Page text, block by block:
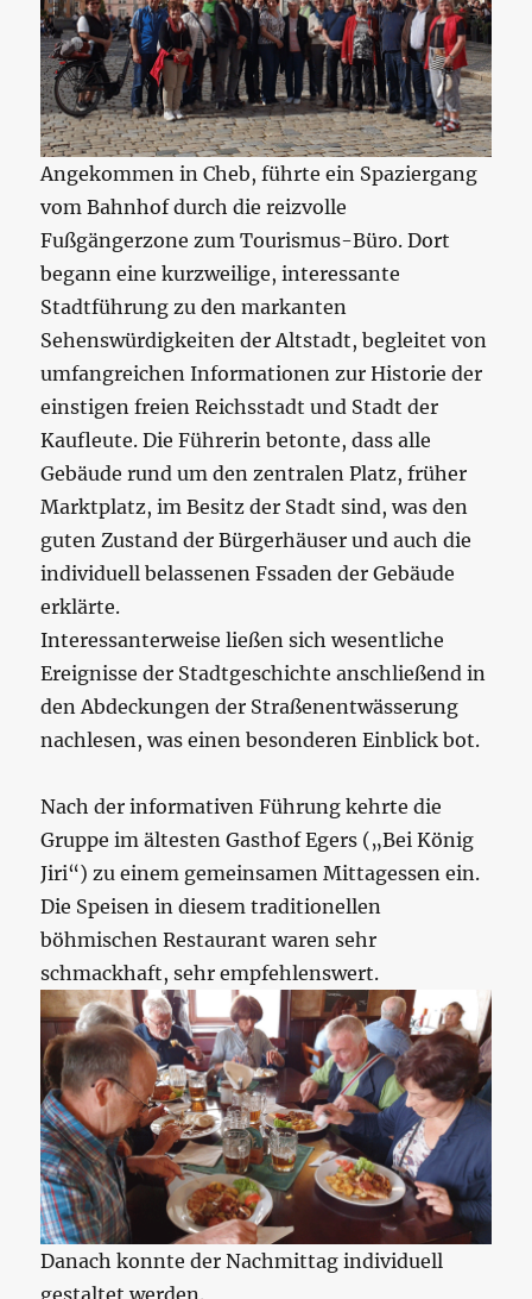
Angekommen in Cheb, führte ein Spaziergang
vom Bahnhof durch die reizvolle
Fußgängerzone zum Tourismus-Büro. Dort
begann eine kurzweilige, interessante
Stadtführung zu den markanten
Sehenswürdigkeiten der Altstadt, begleitet von
umfangreichen Informationen zur Historie der
einstigen freien Reichsstadt und Stadt der
Kaufleute. Die Führerin betonte, dass alle
Gebäude rund um den zentralen Platz, früher
Marktplatz, im Besitz der Stadt sind, was den
guten Zustand der Bürgerhäuser und auch die
individuell belassenen Fssaden der Gebäude
erklärte.
Interessanterweise ließen sich wesentliche
Ereignisse der Stadtgeschichte anschließend in
den Abdeckungen der Straßenentwässerung
nachlesen, was einen besonderen Einblick bot.
Nach der informativen Führung kehrte die
Gruppe im ältesten Gasthof Egers („Bei König
Jiri“) zu einem gemeinsamen Mittagessen ein.
Die Speisen in diesem traditionellen
böhmischen Restaurant waren sehr
schmackhaft, sehr empfehlenswert.
Danach konnte der Nachmittag individuell
gestaltet werden.